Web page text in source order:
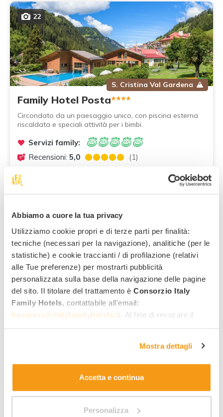
Abbiamo a cuore la tua privacy
Utilizziamo cookie propri e di terze parti per finalità:
tecniche (necessari per la navigazione), analitiche (per le
statistiche) e cookie traccianti / di profilazione (relativi
alle Tue preferenze) per mostrarti pubblicità
personalizzata sulla base della navigazione delle pagine
del sito. Il titolare del trattamento è Consorzio Italy
Family Hotels , contattabile all'email:
business@italyfamilyhotels.it . Al fine di revocare il
. Allo stesso link trovi la nostra informativa
estesa sui cookie.
Mostra dettagli
Accetta e continua
Personalizza
S. Cristina Val Gardena
22
Family Hotel Posta****
Circondato da un paesaggio unico, con piscina esterna
riscaldata e speciali attività per i bimbi.
Servizi family:
Recensioni: 5,0 (1)
8 offerte da 140,00 €
Alla scoperta di Santa
Cristina Val Gardena